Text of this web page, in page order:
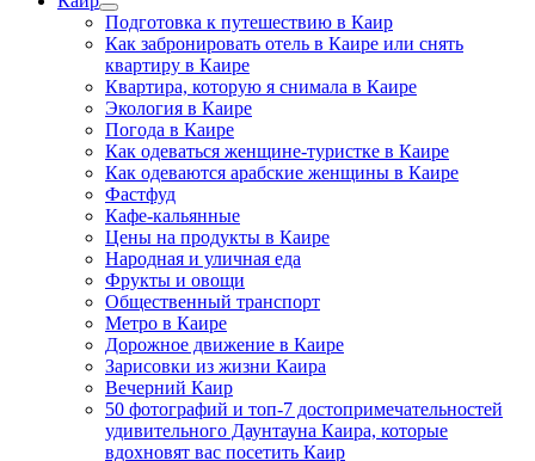
Подготовка к путешествию в Каир
Как забронировать отель в Каире или снять
квартиру в Каире
Квартира, которую я снимала в Каире
Экология в Каире
Погода в Каире
Как одеваться женщине-туристке в Каире
Как одеваются арабские женщины в Каире
Фастфуд
Кафе-кальянные
Цены на продукты в Каире
Народная и уличная еда
Фрукты и овощи
Общественный транспорт
Метро в Каире
Дорожное движение в Каире
Зарисовки из жизни Каира
Вечерний Каир
50 фотографий и топ-7 достопримечательностей
удивительного Даунтауна Каира, которые
вдохновят вас посетить Каир